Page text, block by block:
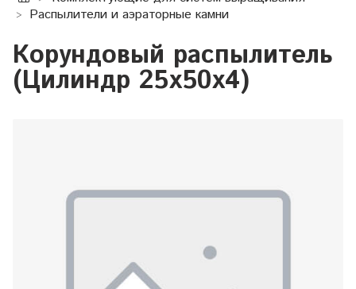
Распылители и аэраторные камни
Корундовый распылитель
(Цилиндр 25х50х4)